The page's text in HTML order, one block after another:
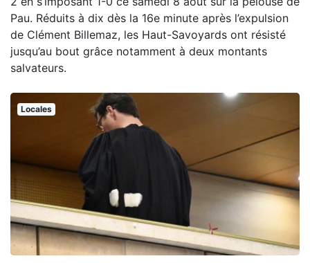
Pau. Réduits à dix dès la 16e minute après l’expulsion
de Clément Billemaz, les Haut-Savoyards ont résisté
jusqu’au bout grâce notamment à deux montants
salvateurs.
Locales